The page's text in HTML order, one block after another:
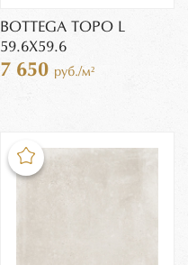
BOTTEGA TOPO L
59.6Х59.6
7 650 руб./м²